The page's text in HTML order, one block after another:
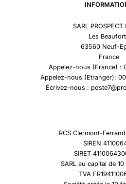
SARL PROSPECT
Les
63560 Neuf-
France
Appelez-nous (France) :
Appelez-nous (Etranger):
Écrivez-nous :
RCS Clermont-
SIREN
SIRET
SARL au capital de
TVA